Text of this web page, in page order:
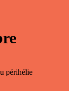
périhélie